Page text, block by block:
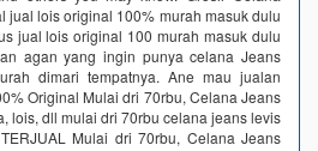
jual lois original 100% murah masuk dulu
jual lois original 100 murah masuk dulu
agan yang ingin punya celana Jeans
dimari tempatnya. Ane mau jualan
Original Mulai dri 70rbu, Celana Jeans
lois, dll mulai dri 70rbu celana jeans levis
Mulai dri 70rbu, Celana Jeans